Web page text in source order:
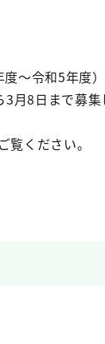
～令和5年度）
月8日まで募
ください。